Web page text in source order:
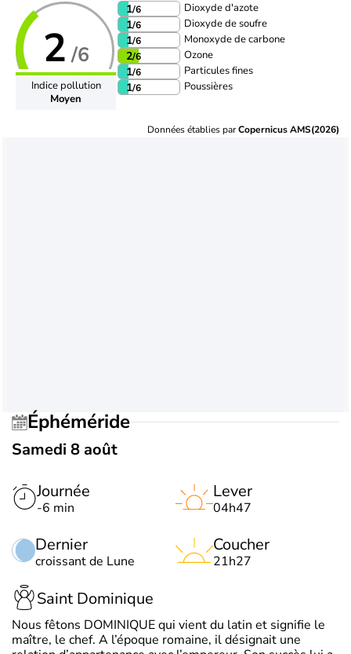
2 /6
Indice pollution
Moyen
1/6 Dioxyde d'azote
1/6 Dioxyde de soufre
1/6 Monoxyde de carbone
2/6 Ozone
1/6 Particules fines
1/6 Poussières
Données établies parCopernicus AMS(2026)
Éphéméride
Samedi 8 août
Journée
-6 min
Dernier
croissant de Lune
Lever
04h47
Coucher
21h27
Saint Dominique
Nous fêtons DOMINIQUE qui vient du latin et signifie le
maître, le chef. A l’époque romaine, il désignait une